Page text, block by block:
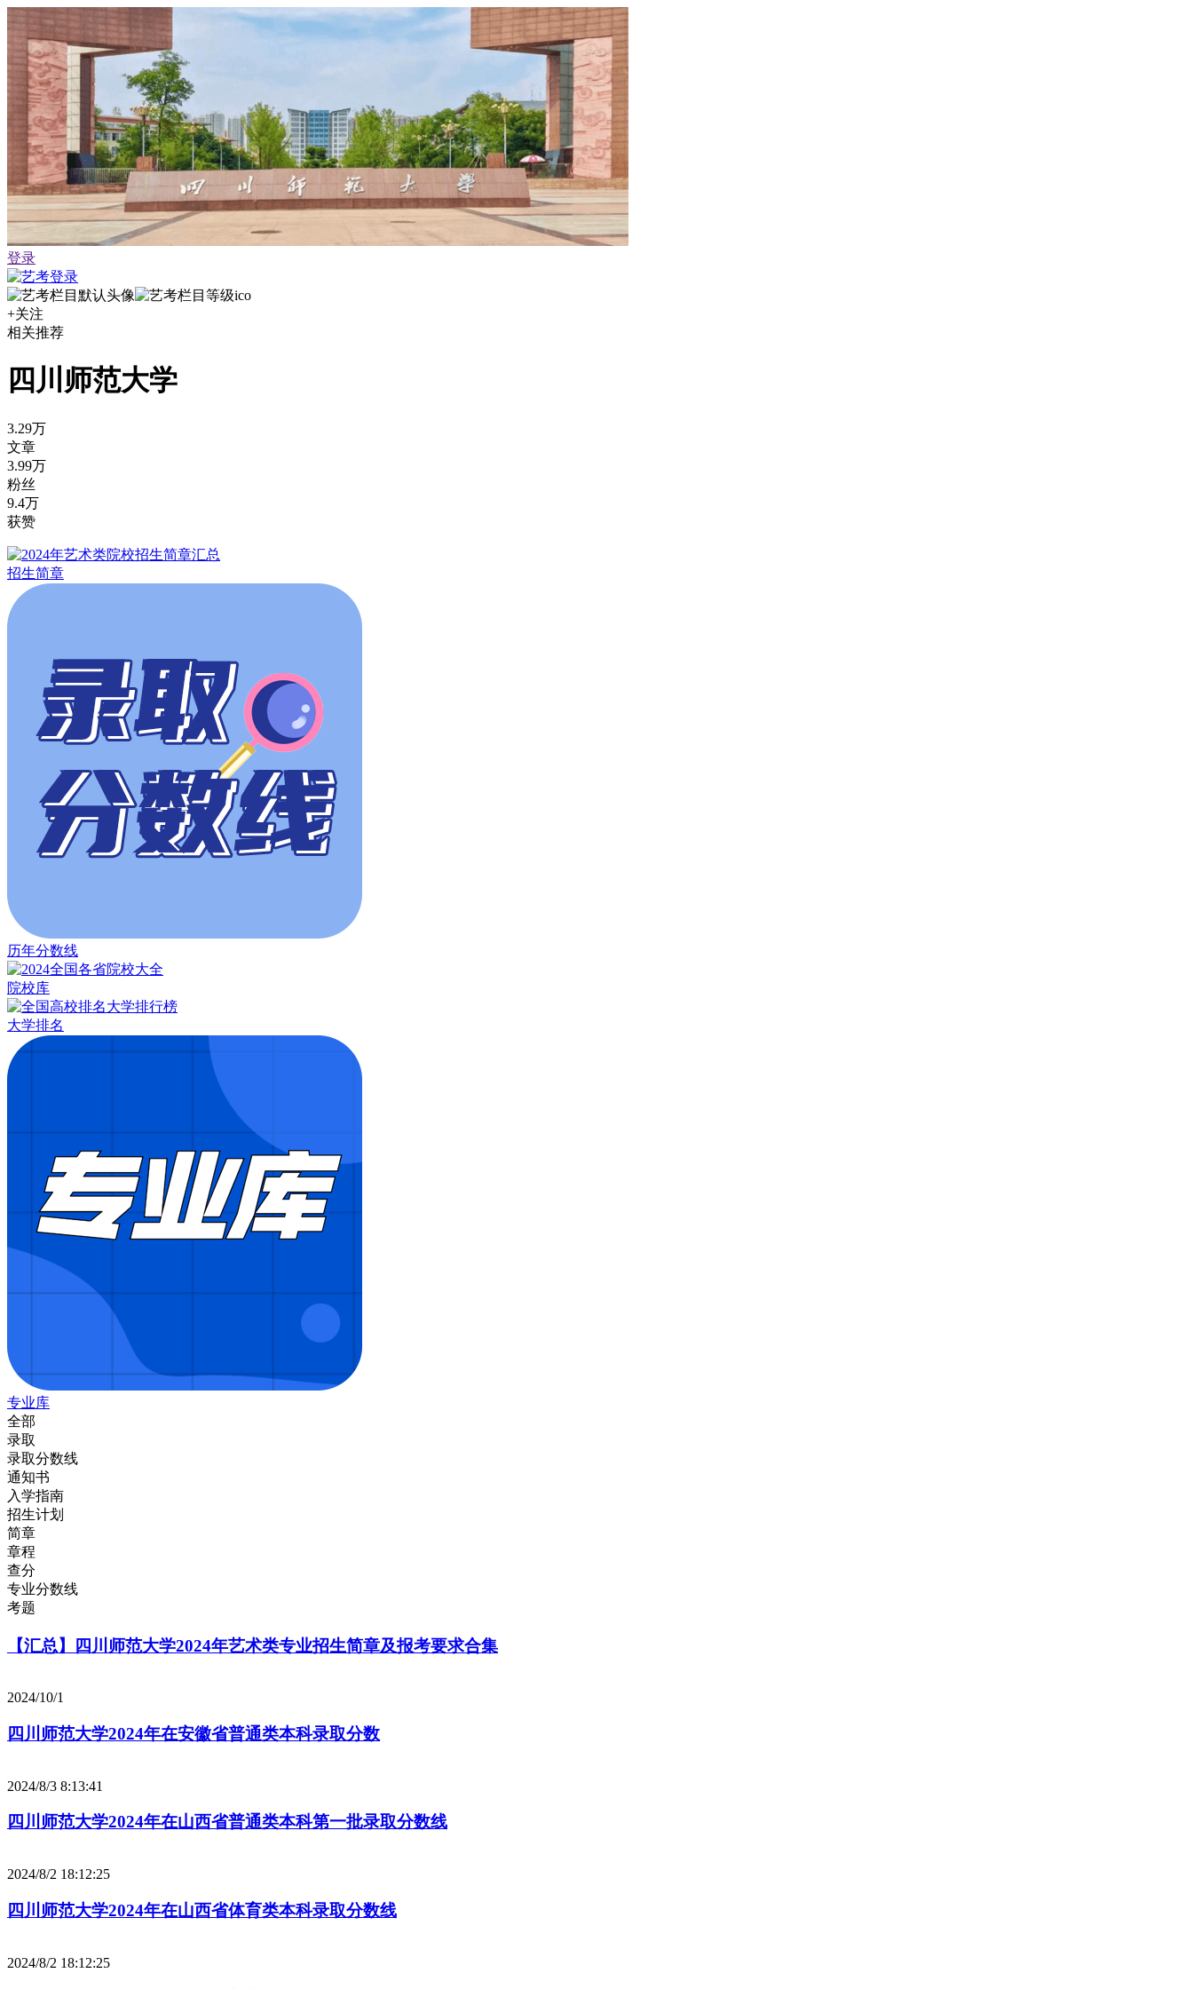
登录
+关注
相关推荐
四川师范大学
3.29万
文章
3.99万
粉丝
9.4万
获赞
招生简章
历年分数线
院校库
大学排名
专业库
全部
录取
录取分数线
通知书
入学指南
招生计划
简章
章程
查分
专业分数线
考题
【汇总】四川师范大学2024年艺术类专业招生简章及报考要求合集
2024/10/1
四川师范大学2024年在安徽省普通类本科录取分数
2024/8/3 8:13:41
四川师范大学2024年在山西省普通类本科第一批录取分数线
2024/8/2 18:12:25
四川师范大学2024年在山西省体育类本科录取分数线
2024/8/2 18:12:25